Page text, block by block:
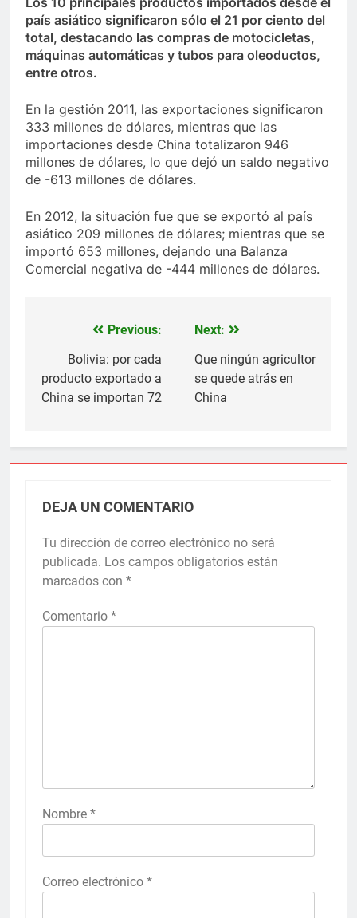
país asiático significaron sólo el 21 por ciento del
total, destacando las compras de motocicletas,
máquinas automáticas y tubos para oleoductos,
entre otros.
En la gestión 2011, las exportaciones significaron
333 millones de dólares, mientras que las
importaciones desde China totalizaron 946
millones de dólares, lo que dejó un saldo negativo
de -613 millones de dólares.
En 2012, la situación fue que se exportó al país
asiático 209 millones de dólares; mientras que se
importó 653 millones, dejando una Balanza
Comercial negativa de -444 millones de dólares.
Navegación
entradas
Previous:
Bolivia: por cada
producto exportado a
China se importan 72
Next:
Que ningún agricultor
se quede atrás en
China
DEJA UN COMENTARIO
Tu dirección de correo electrónico no será
publicada. Los campos obligatorios están
marcados con *
Comentario *
Nombre *
Correo electrónico *